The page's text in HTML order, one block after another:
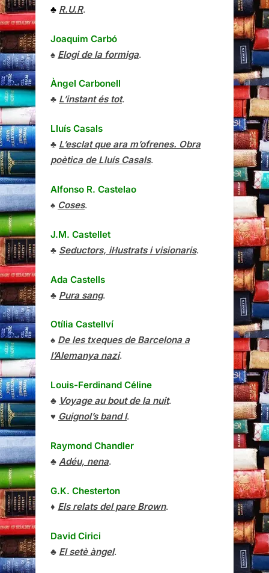
♣ R.U.R.
Joaquim Carbó
♠ Elogi de la formiga.
Àngel Carbonell
♣ L’instant és tot.
Lluís Casals
♣ L’esclat que ara m’ofrenes. Obra
poètica de Lluís Casals.
Alfonso R. Castelao
♠ Coses.
J.M. Castellet
♣ Seductors, il·lustrats i visionaris.
Ada Castells
♣ Pura sang.
Otília Castellví
♠ De les txeques de Barcelona a
l’Alemanya nazi.
Louis-Ferdinand Céline
♣ Voyage au bout de la nuit.
♥ Guignol’s band I.
Raymond Chandler
♣ Adéu, nena.
G.K. Chesterton
♦ Els relats del pare Brown.
David Cirici
♣ El setè àngel.